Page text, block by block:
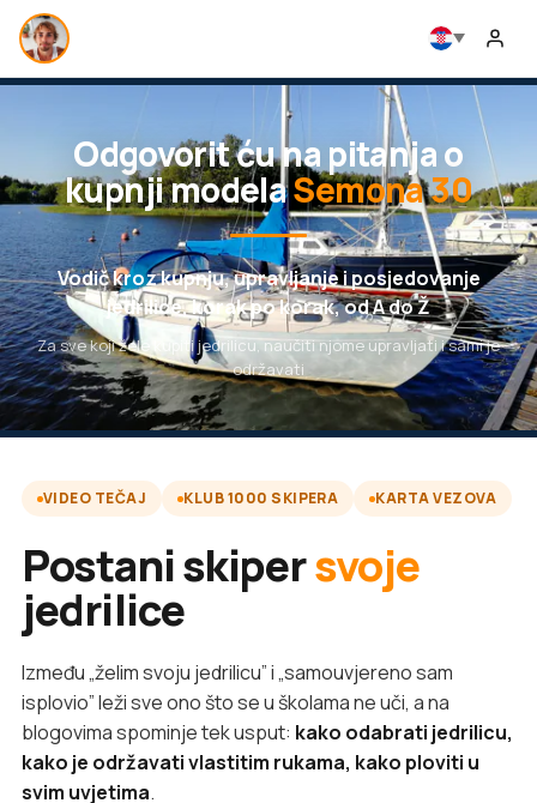
Odgovorit ću na pitanja o
kupnji modelaSemona 30
Vodič kroz kupnju, upravljanje i posjedovanje
jedrilice, korak po korak, od A do Ž
Za sve koji žele kupiti jedrilicu, naučiti njome upravljati i sami je
održavati
VIDEO TEČAJ KLUB 1000 SKIPERA KARTA VEZOVA
Postani skipersvoje
jedrilice
Između „želim svoju jedrilicu” i „samouvjereno sam
isplovio” leži sve ono što se u školama ne uči, a na
blogovima spominje tek usput: kako odabrati jedrilicu,
kako je održavati vlastitim rukama, kako ploviti u
svim uvjetima.